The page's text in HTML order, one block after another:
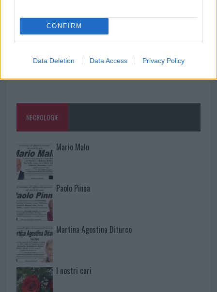
CONFIRM
Data Deletion Data Access Privacy Policy
NECROLOGIE
Mario Malu
Paolo Pinna
Martina Agostina Diturco
I nostri cari